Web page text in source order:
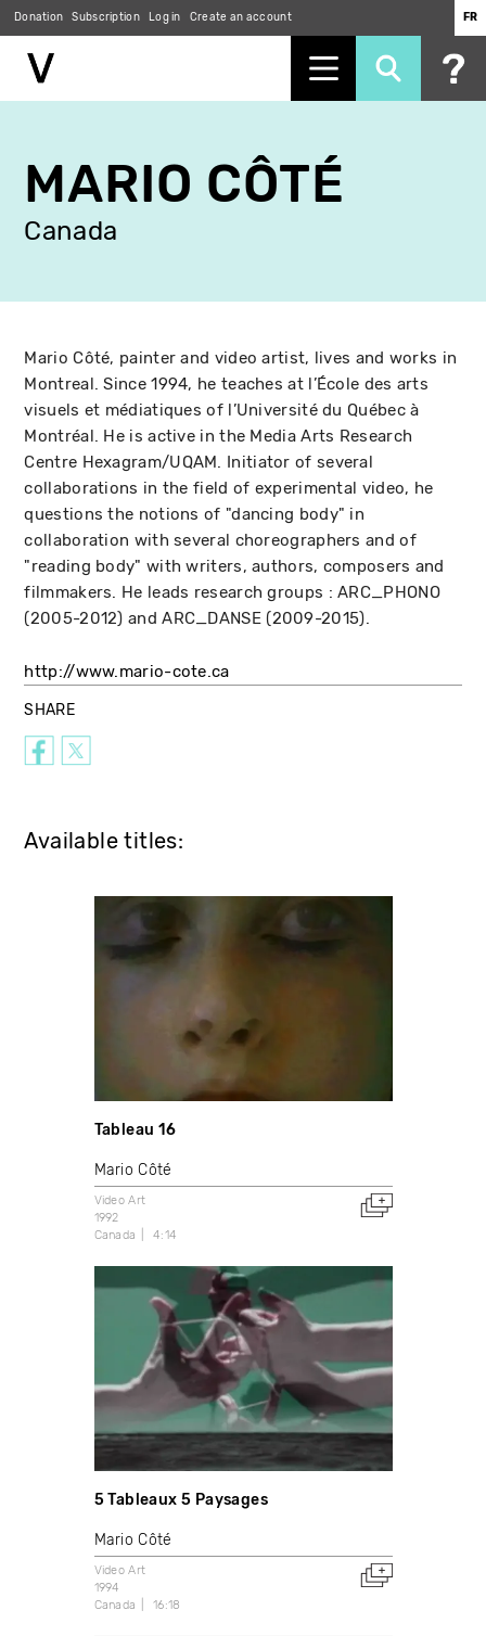
main
content
Donation Subscription Log in Create an account FR
MARIO CÔTÉ
Canada
Mario Côté, painter and video artist, lives and works in
Montreal. Since 1994, he teaches at l’École des arts
visuels et médiatiques of l’Université du Québec à
Montréal. He is active in the Media Arts Research
Centre Hexagram/UQAM. Initiator of several
collaborations in the field of experimental video, he
questions the notions of "dancing body" in
collaboration with several choreographers and of
"reading body" with writers, authors, composers and
filmmakers. He leads research groups : ARC_PHONO
(2005-2012) and ARC_DANSE (2009-2015).
http://www.mario-cote.ca
SHARE
Available titles:
Tableau 16
Mario Côté
Video Art
1992
Canada
4:14
5 Tableaux 5 Paysages
Mario Côté
Video Art
1994
Canada
16:18